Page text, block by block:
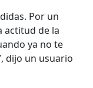
Por un
actitud de la
ya no te
dijo un usuario